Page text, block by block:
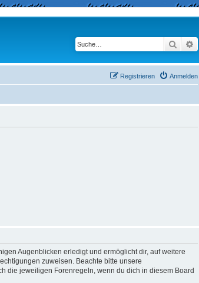
Suche
Anmelden
Registrieren
Augenblicken erledigt und ermöglicht dir, auf weitere
zuweisen. Beachte bitte unsere
die jeweiligen Forenregeln, wenn du dich in diesem Board